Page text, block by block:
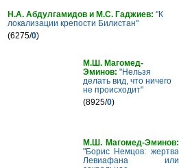
Н.А. Абдулгамидов и М.С. Гаджиев: "К
локализации крепости Билистан"
(6275/0)
М.Ш. Магомед-
Эминов: "Нельзя
делать вид, что ничего
не происходит"
(8925/0)
М.Ш. Магомед-Эминов:
"Борис Немцов: жертва
Левиафана или